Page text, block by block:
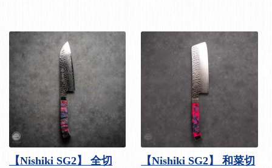
【Nishiki SG2】 全切
【Nishiki SG2】 和菜切